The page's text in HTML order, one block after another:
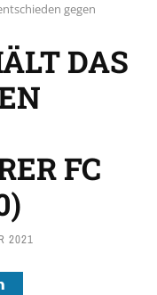
gegen
DAS
FC
2021